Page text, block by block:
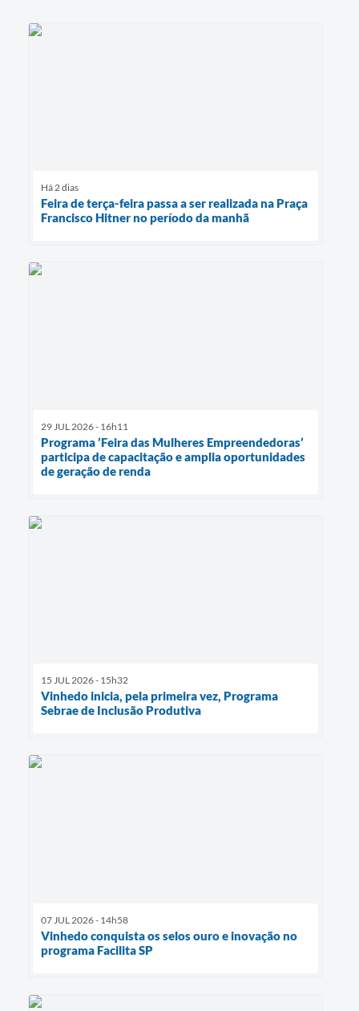
Há 2 dias
Feira de terça-feira passa a ser realizada na Praça
Francisco Hitner no período da manhã
29 JUL 2026 - 16h11
Programa ’Feira das Mulheres Empreendedoras’
participa de capacitação e amplia oportunidades
de geração de renda
15 JUL 2026 - 15h32
Vinhedo inicia, pela primeira vez, Programa
Sebrae de Inclusão Produtiva
07 JUL 2026 - 14h58
Vinhedo conquista os selos ouro e inovação no
programa Facilita SP